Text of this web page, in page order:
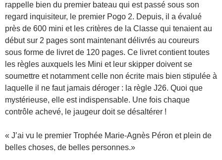
rappelle bien du premier bateau qui est passé sous son
regard inquisiteur, le premier Pogo 2. Depuis, il a évalué
près de 600 mini et les critères de la Classe qui tenaient au
début sur 2 pages sont maintenant délivrés au coureurs
sous forme de livret de 120 pages. Ce livret contient toutes
les règles auxquels les Mini et leur skipper doivent se
soumettre et notamment celle non écrite mais bien stipulée à
laquelle il ne faut jamais déroger : la règle J26. Quoi que
mystérieuse, elle est indispensable. Une fois chaque
contrôle achevé, le jaugeur doit se désaltérer !
« J’ai vu le premier Trophée Marie-Agnès Péron et plein de
belles choses, de belles personnes.»